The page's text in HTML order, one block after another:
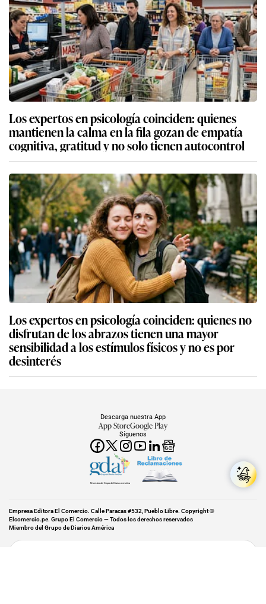
Los expertos en psicología coinciden: quienes
mantienen la calma en la fila gozan de empatía
cognitiva, gratitud y no solo tienen autocontrol
Los expertos en psicología coinciden: quienes no
disfrutan de los abrazos tienen una mayor
sensibilidad a los estímulos físicos y no es por
desinterés
Síguenos
Descarga nuestra App
App StoreGoogle Play
Miembro del Grupo de Diarios América
Empresa Editora El Comercio. Calle Paracas #532, Pueblo Libre. Copyright ©
Elcomercio.pe. Grupo El Comercio — Todos los derechos reservados
Miembro del Grupo de Diarios América